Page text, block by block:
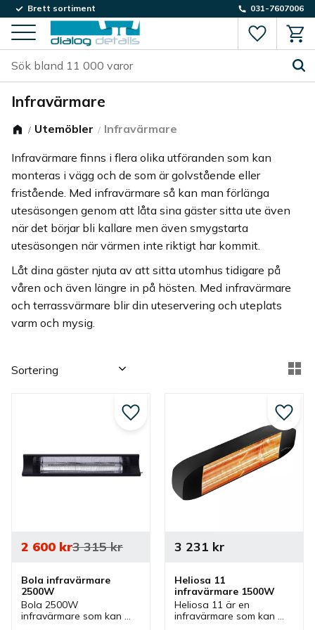
Meny
Brett sortiment 031-7607006
Infravärmare
Utemöbler Infravärmare
Infravärmare finns i flera olika utföranden som kan
monteras i vägg och de som är golvstående eller
fristående. Med infravärmare så kan man förlänga
utesäsongen genom att låta sina gäster sitta ute även
när det börjar bli kallare men även smygstarta
utesäsongen när värmen inte riktigt har kommit.
Låt dina gäster njuta av att sitta utomhus tidigare på
våren och även längre in på hösten. Med infravärmare
och terrassvärmare blir din uteservering och uteplats
varm och mysig.
Välj sortering
Bola infravärmare
2500W
Bola 2500W
infravärmare som kan
2 600kr3 315kr
Lägg till i favoriter
Heliosa 11
infravärmare 1500W
Heliosa 11 är en
infravärmare som kan
3 231 kr
Lägg